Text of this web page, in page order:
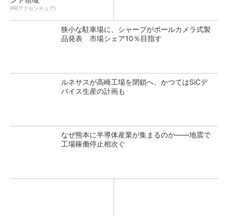
PR(アクセンチュア)
狭小な駐車場に、シャープがポールカメラ式製
品発表 市場シェア10％目指す
ルネサスが高崎工場を閉鎖へ、かつてはSiCデ
バイス生産の計画も
なぜ熊本に半導体産業が集まるのか――地震で
工場稼働停止相次ぐ